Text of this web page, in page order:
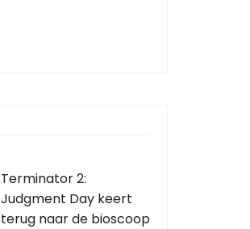
Terminator 2:
Judgment Day keert
terug naar de bioscoop